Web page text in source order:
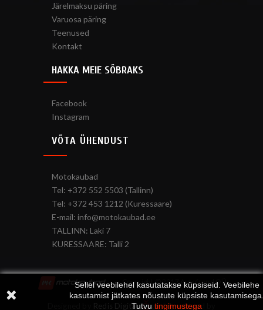
Järelmaksu päring
Varuosa päring
Teenused
Kontakt
HAKKA MEIE SÕBRAKS
Facebook
Instagram
VÕTA ÜHENDUST
Motokaubad
Tel: +372 552 5503 (Tallinn)
Tel: +372 453 1212 (Kuressaare)
E-mail: info@motokaubad.ee
TALLINN: Laki 7
KURESSAARE: Talli 2
Sellel veebilehel kasutatakse küpsiseid. Veebilehe
kasutamist jätkates nõustute küpsiste
Tutvu tingimustega
Copyright © 2017 Autofrend OÜ
Redis Digital and developed by